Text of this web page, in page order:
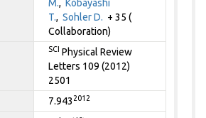
M.,Kobayashi
T.,Sohler D. + 35 (
Collaboration)
SCI Physical Review
Letters 109 (2012)
2501
7.943 2012